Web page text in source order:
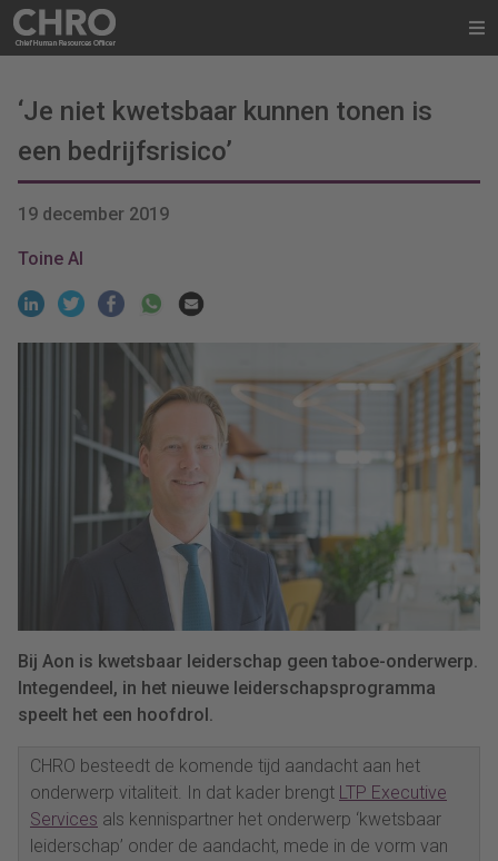
‘Je niet kwetsbaar kunnen tonen is
een bedrijfsrisico’
19 december 2019
Toine Al
Bij Aon is kwetsbaar leiderschap geen taboe-onderwerp.
Integendeel, in het nieuwe leiderschapsprogramma
speelt het een hoofdrol.
CHRO besteedt de komende tijd aandacht aan het
onderwerp vitaliteit. In dat kader brengt LTP Executive
Services als kennispartner het onderwerp ‘kwetsbaar
leiderschap’ onder de aandacht, mede in de vorm van